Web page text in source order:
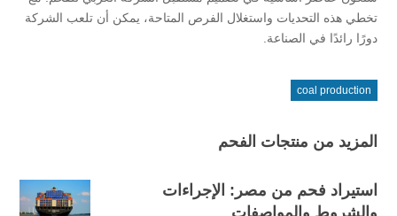
تخطي هذه التحديات واستغلال الفرص المتاحة، يمكن أن تلعب الشركة
دورًا رائدًا في الصناعة.
coal production
المزيد من منتجات الفحم
استيراد فحم من مصر: الإجراءات
والشروط والمواصفات